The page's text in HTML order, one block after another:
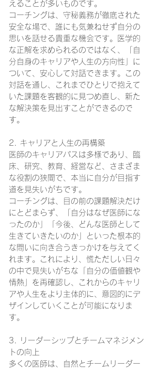
えることが多いものです。
コーチングは、守秘義務が徹底された
安全な場で、誰にも気兼ねせず自分の
思いを話せる貴重な機会です。医学的
な正解を求められるのではなく、「自
分自身のキャリアや人生の方向性」に
ついて、安心して対話できます。この
対話を通し、これまでひとりで抱えて
いた課題を客観的に見つめ直し、新た
な解決策を見出すことができるので
す。
2. キャリアと人生の再構築
医師のキャリアパスは多様であり、臨
床、研究、教育、経営など、さまざま
な役割の狭間で、本当に自分が目指す
道を見失いがちです。
コーチングは、目の前の課題解決だけ
にとどまらず、「自分はなぜ医師にな
ったのか」「今後、どんな医師として
生きていきたいのか」といった根本的
な問いに向き合うきっかけを与えてく
れます。これにより、慌ただしい日々
の中で見失いがちな「自分の価値観や
情熱」を再確認し、これからのキャリ
アや人生をより主体的に、意図的にデ
ザインしていくことが可能になりま
す。
3. リーダーシップとチームマネジメン
トの向上
多くの医師は、自然とチームリーダー